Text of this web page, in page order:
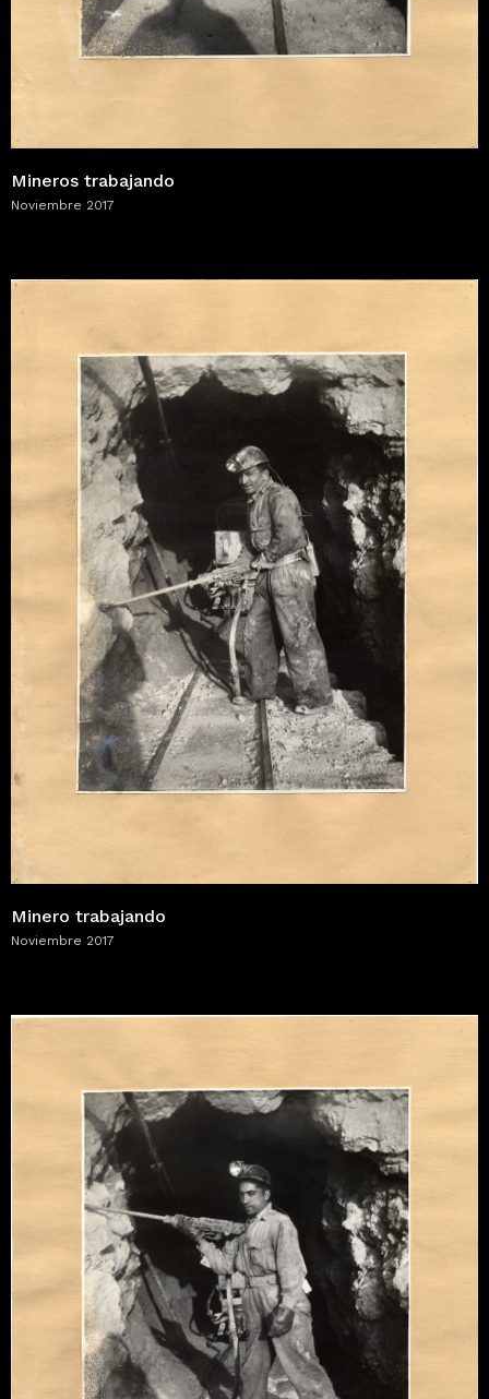
Mineros trabajando
Noviembre 2017
Minero trabajando
Noviembre 2017